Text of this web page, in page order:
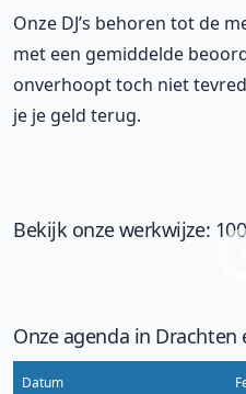
Onze DJ’s behoren tot de
met een gemiddelde
onverhoopt toch niet
je je geld terug.
Bekijk onze werkwijze:
Onze agenda in
Datum